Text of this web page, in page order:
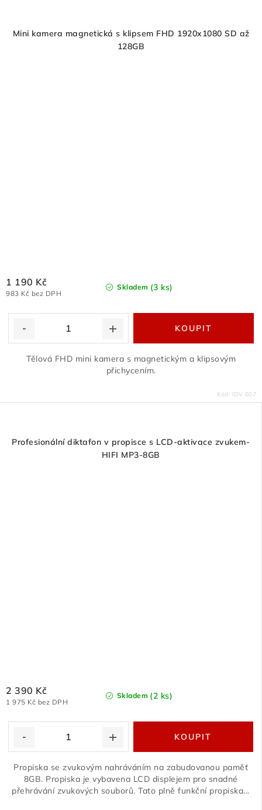
Mini kamera magnetická s klipsem FHD 1920x1080 SD až
128GB
Skladem (3 ks)
983 Kč bez DPH
1 190 Kč
Tělová FHD mini kamera s magnetickým a klipsovým
přichycením.
Kód: IDV 007
Profesionální diktafon v propisce s LCD-aktivace zvukem-
HIFI MP3-8GB
Skladem (2 ks)
1 975 Kč bez DPH
2 390 Kč
Propiska se zvukovým nahráváním na zabudovanou paměť
8GB. Propiska je vybavena LCD displejem pro snadné
přehrávání zvukových souborů. Tato plně funkční propiska...